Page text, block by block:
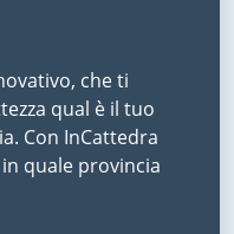
che ti
qual è il tuo
Con InCattedra
quale provincia